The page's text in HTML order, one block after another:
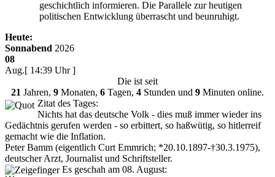
geschichtlich informieren. Die Parallele zur heutigen
politischen Entwicklung überrascht und beunruhigt.
Heute:
Sonnabend 2026
08
Aug.[ 14:39 Uhr ]
Die ist seit
21 Jahren, 9 Monaten, 6 Tagen, 4 Stunden und 9 Minuten online.
Zitat des Tages:
Nichts hat das deutsche Volk - dies muß immer wieder ins
Gedächtnis gerufen werden - so erbittert, so haßwütig, so hitlerreif
gemacht wie die Inflation.
Peter Bamm (eigentlich Curt Emmrich; *20.10.1897-†30.3.1975),
deutscher Arzt, Journalist und Schriftsteller.
Es geschah am 08. August: